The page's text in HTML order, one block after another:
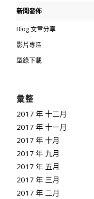
新聞發佈
Blog 文章分享
影片專區
型錄下載
彙整
2017 年 十二月
2017 年 十一月
2017 年 十月
2017 年 九月
2017 年 五月
2017 年 三月
2017 年 二月